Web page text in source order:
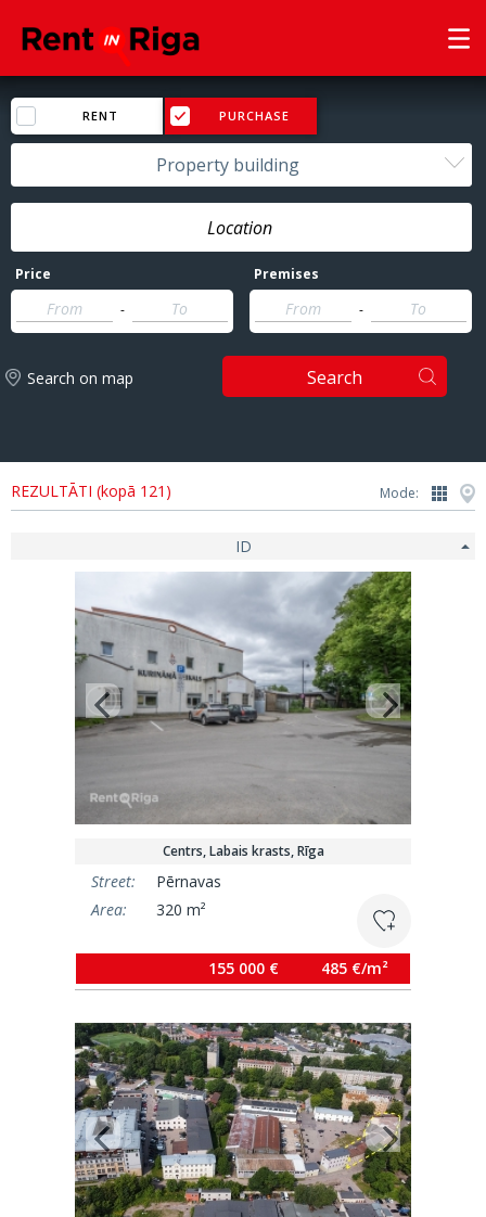
RENT PURCHASE
Property building
Price
-
Premises
-
Search on map Search
REZULTĀTI (kopā 121) Mode:
ID
Centrs, Labais krasts, Rīga
Street:
Pērnavas
Area:
320 m²
155 000 € 485 €/m²